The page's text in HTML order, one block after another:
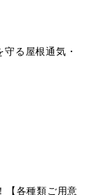
る屋根通気・
【各種類ご用意